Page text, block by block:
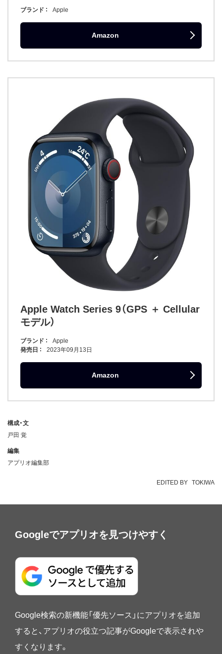
ブランド Apple
Amazon
Apple Watch Series 9（GPS ＋ Cellular
モデル）
ブランド
Apple
発売日
2023年09月13日
Amazon
構成・文
戸田 覚
編集
アプリオ編集部
EDITED BY TOKIWA
Googleでアプリオを見つけやすく
Google検索の新機能「優先ソース」にアプリオを追加
すると、アプリオの役立つ記事がGoogleで表示されや
すくなります。